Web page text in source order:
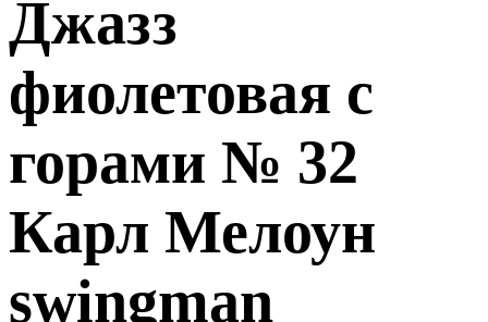
Джазз
фиолетовая с
горами № 32
Карл Мелоун
swingman